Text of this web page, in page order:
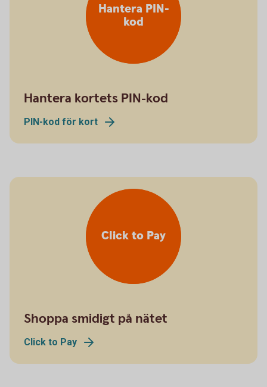
Hantera PIN-
kod
Hantera kortets PIN-kod
PIN-kod för kort
Click to Pay
Shoppa smidigt på nätet
Click to Pay